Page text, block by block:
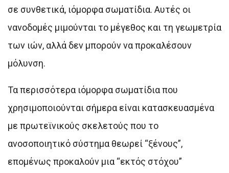
σε συνθετικά, ιόμορφα σωματίδια. Αυτές οι
νανοδομές μιμούνται το μέγεθος και τη γεωμετρία
των ιών, αλλά δεν μπορούν να προκαλέσουν
μόλυνση.
Τα περισσότερα ιόμορφα σωματίδια που
χρησιμοποιούνται σήμερα είναι κατασκευασμένα
με πρωτεϊνικούς σκελετούς που το
ανοσοποιητικό σύστημα θεωρεί “ξένους”,
επομένως προκαλούν μια “εκτός στόχου”